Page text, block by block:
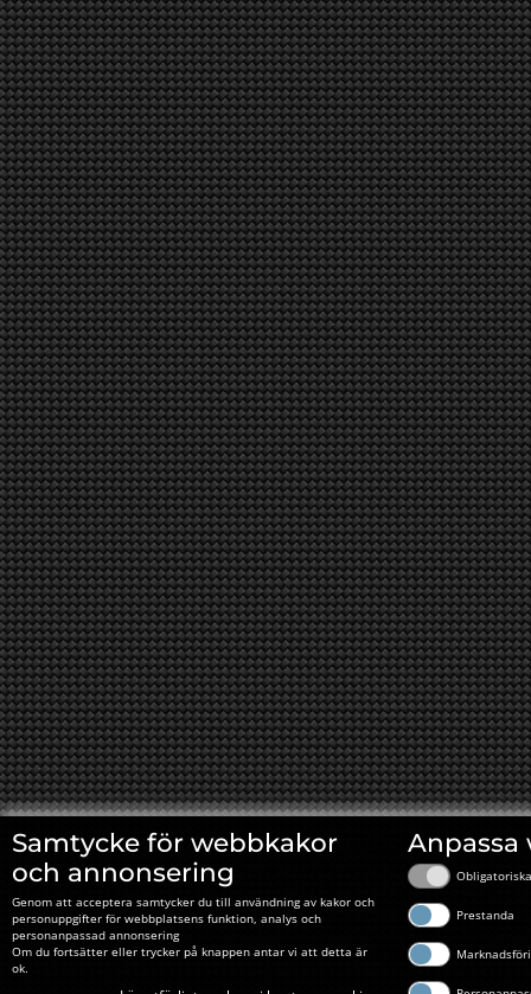
Samtycke för webbkakor
och annonsering
Genom att acceptera samtycker du till användning av kakor och
personuppgifter för webbplatsens funktion, analys och
personanpassad annonsering
Om du fortsätter eller trycker på knappen antar vi att detta är
ok.
Anpassa
Obligatoriska
Prestanda